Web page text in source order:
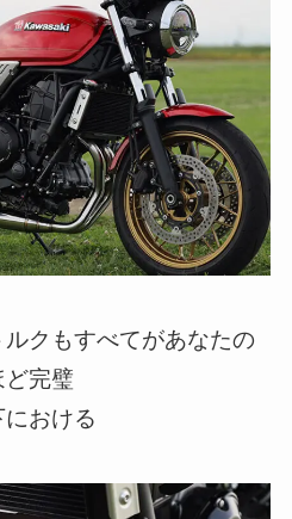
クもすべてがあなたの
完璧
おける